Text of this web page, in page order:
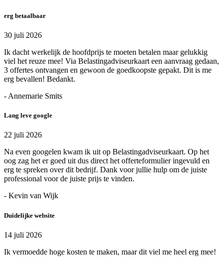
erg betaalbaar
30 juli 2026
Ik dacht werkelijk de hoofdprijs te moeten betalen maar gelukkig
viel het reuze mee! Via Belastingadviseurkaart een aanvraag gedaan,
3 offertes ontvangen en gewoon de goedkoopste gepakt. Dit is me
erg bevallen! Bedankt.
- Annemarie Smits
Lang leve google
22 juli 2026
Na even googelen kwam ik uit op Belastingadviseurkaart. Op het
oog zag het er goed uit dus direct het offerteformulier ingevuld en
erg te spreken over dit bedrijf. Dank voor jullie hulp om de juiste
professional voor de juiste prijs te vinden.
- Kevin van Wijk
Duidelijke website
14 juli 2026
Ik vermoedde hoge kosten te maken, maar dit viel me heel erg mee!